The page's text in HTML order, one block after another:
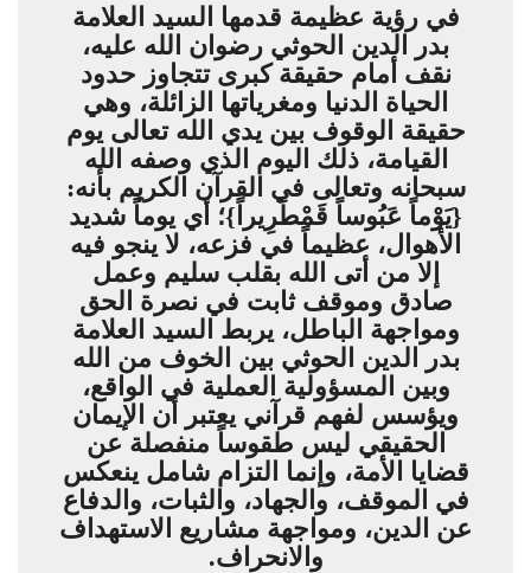
في رؤية عظيمة قدمها السيد العلامة
بدر الدين الحوثي رضوان الله عليه،
نقف أمام حقيقة كبرى تتجاوز حدود
الحياة الدنيا ومغرياتها الزائلة، وهي
حقيقة الوقوف بين يدي الله تعالى يوم
القيامة، ذلك اليوم الذي وصفه الله
سبحانه وتعالى في القرآن الكريم بأنه:
{يَوْماً عَبُوساً قَمْطَرِيراً}؛ أي يوماً شديد
الأهوال، عظيماً في فزعه، لا ينجو فيه
إلا من أتى الله بقلب سليم وعمل
صادق وموقف ثابت في نصرة الحق
ومواجهة الباطل، يربط السيد العلامة
بدر الدين الحوثي بين الخوف من الله
وبين المسؤولية العملية في الواقع،
ويؤسس لفهم قرآني يعتبر أن الإيمان
الحقيقي ليس طقوساً منفصلة عن
قضايا الأمة، وإنما التزام شامل ينعكس
في الموقف، والجهاد، والثبات، والدفاع
عن الدين، ومواجهة مشاريع الاستهداف
والانحراف.